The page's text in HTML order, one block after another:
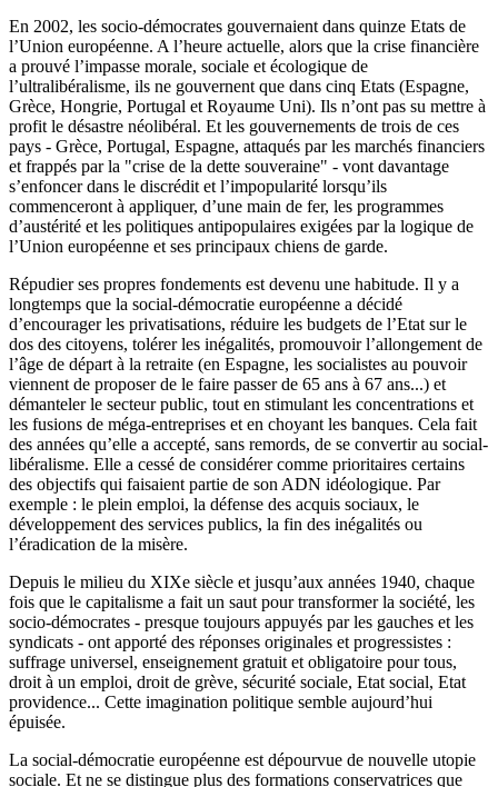
En 2002, les socio-démocrates gouvernaient dans quinze Etats de
l’Union européenne. A l’heure actuelle, alors que la crise financière
a prouvé l’impasse morale, sociale et écologique de
l’ultralibéralisme, ils ne gouvernent que dans cinq Etats (Espagne,
Grèce, Hongrie, Portugal et Royaume Uni). Ils n’ont pas su mettre à
profit le désastre néolibéral. Et les gouvernements de trois de ces
pays - Grèce, Portugal, Espagne, attaqués par les marchés financiers
et frappés par la "crise de la dette souveraine" - vont davantage
s’enfoncer dans le discrédit et l’impopularité lorsqu’ils
commenceront à appliquer, d’une main de fer, les programmes
d’austérité et les politiques antipopulaires exigées par la logique de
l’Union européenne et ses principaux chiens de garde.
Répudier ses propres fondements est devenu une habitude. Il y a
longtemps que la social-démocratie européenne a décidé
d’encourager les privatisations, réduire les budgets de l’Etat sur le
dos des citoyens, tolérer les inégalités, promouvoir l’allongement de
l’âge de départ à la retraite (en Espagne, les socialistes au pouvoir
viennent de proposer de le faire passer de 65 ans à 67 ans...) et
démanteler le secteur public, tout en stimulant les concentrations et
les fusions de méga-entreprises et en choyant les banques. Cela fait
des années qu’elle a accepté, sans remords, de se convertir au social-
libéralisme. Elle a cessé de considérer comme prioritaires certains
des objectifs qui faisaient partie de son ADN idéologique. Par
exemple : le plein emploi, la défense des acquis sociaux, le
développement des services publics, la fin des inégalités ou
l’éradication de la misère.
Depuis le milieu du XIXe siècle et jusqu’aux années 1940, chaque
fois que le capitalisme a fait un saut pour transformer la société, les
socio-démocrates - presque toujours appuyés par les gauches et les
syndicats - ont apporté des réponses originales et progressistes :
suffrage universel, enseignement gratuit et obligatoire pour tous,
droit à un emploi, droit de grève, sécurité sociale, Etat social, Etat
providence... Cette imagination politique semble aujourd’hui
épuisée.
La social-démocratie européenne est dépourvue de nouvelle utopie
sociale. Et ne se distingue plus des formations conservatrices que